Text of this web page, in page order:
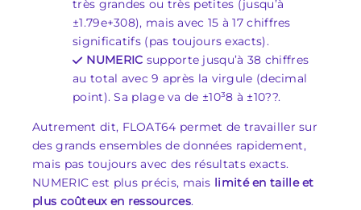
très grandes ou très petites (jusqu’à
±1.79e+308), mais avec 15 à 17 chiffres
significatifs (pas toujours exacts).
NUMERIC supporte jusqu’à 38 chiffres
au total avec 9 après la virgule (decimal
point). Sa plage va de ±10³8 à ±10??.
Autrement dit, FLOAT64 permet de travailler sur
des grands ensembles de données rapidement,
mais pas toujours avec des résultats exacts.
NUMERIC est plus précis, mais limité en taille et
plus coûteux en ressources.